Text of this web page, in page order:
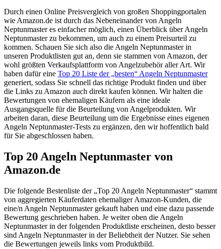
Durch einen Online Preisvergleich von großen Shoppingportalen
wie Amazon.de ist durch das Nebeneinander von Angeln
Neptunmaster es einfacher möglich, einen Überblick über Angeln
Neptunmaster zu bekommen, um auch zu einem Preisurteil zu
kommen. Schauen Sie sich also die Angeln Neptunmaster in
unseren Produktlisten gut an, denn sie stammen von Amazon, der
wohl größten Verkaufsplattform von Angelzubehör aller Art. Wir
haben dafür eine Top 20 Liste der „besten“ Angeln Neptunmaster
generiert, sodass Sie schnell das richtige Produkt finden und über
die Links zu Amazon auch direkt kaufen können. Wir halten die
Bewertungen von ehemaligen Käufern als eine ideale
Ausgangsquelle für die Beurteilung von Angelprodukten. Wir
arbeiten daran, diese Beurteilung um die Ergebnisse eines eigenen
Angeln Neptunmaster-Tests zu ergänzen, den wir hoffentlich bald
für Sie abgeschlossen haben.
Top 20 Angeln Neptunmaster von
Amazon.de
Die folgende Bestenliste der „Top 20 Angeln Neptunmaster“ stammt
von aggregierten Käuferdaten ehemaliger Amazon-Kunden, die
eine/n Angeln Neptunmaster gekauft haben und eine dazu passende
Bewertung geschrieben haben. Je weiter oben die Angeln
Neptunmaster in der folgenden Produktliste erscheinen, desto besser
sind Angeln Neptunmaster in der Beliebtheit der Nutzer. Sie sehen
die Bewertungen jeweils links vom Produktbild.